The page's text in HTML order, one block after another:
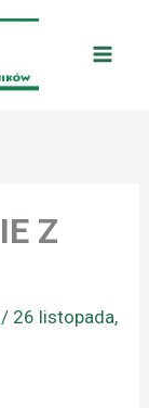
Z
/ 26 listopada,